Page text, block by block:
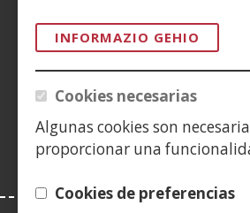
INFORMAZIO GEHIO
Cookies necesarias
Algunas cookies son
proporcionar una
Cookies de preferencias
leiho
berrian)
leiho
berrian)
leiho
berrian)
YouTube
(Ireki
leiho
berrian)